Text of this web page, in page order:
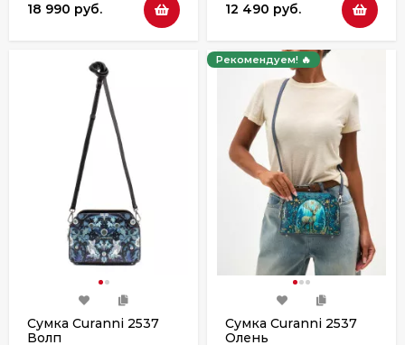
18 990 руб. 12 490 руб.
Сумка Curanni 2537
Волп
Рекомендуем! 🔥
Сумка Curanni 2537
Олень